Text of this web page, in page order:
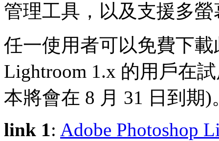
管理工具，以及支援多螢
任一使用者可以免費下載
Lightroom 1.x 的用戶在
本將會在 8 月 31 日到期)
link 1: Adobe Photoshop